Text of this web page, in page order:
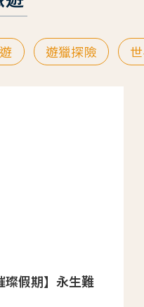
遊獵探險
璨假期】永生難